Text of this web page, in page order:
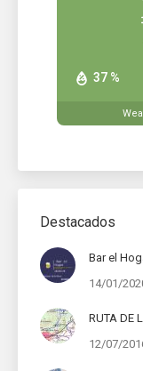
37 %
Destacados
Bar el
14/01/
RUTA DE
12/07/